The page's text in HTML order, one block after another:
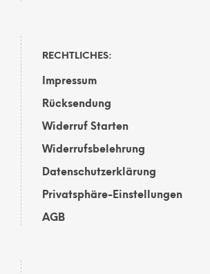
RECHTLICHES:
Impressum
Rücksendung
Widerruf Starten
Widerrufsbelehrung
Datenschutzerklärung
Privatsphäre-Einstellungen
AGB